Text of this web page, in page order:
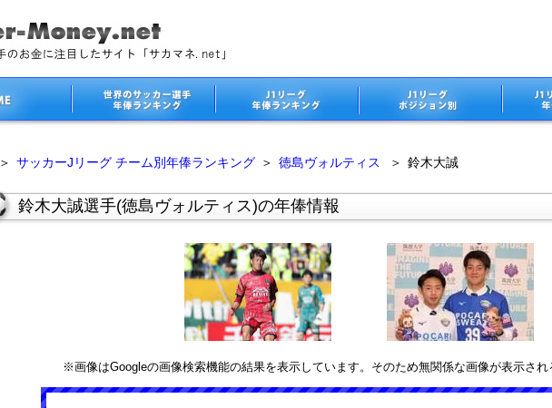
＞ サッカーJリーグ チーム別年俸ランキング ＞ 徳島ヴォルティス ＞ 鈴木大誠
鈴木大誠選手(徳島ヴォルティス)の年俸情報
※画像はGoogleの画像検索機能の結果を表示しています。そのため無関係な画像が表示され